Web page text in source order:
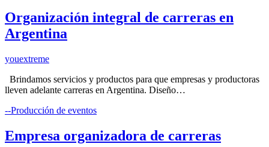
Organización integral de carreras en
Argentina
youextreme
Brindamos servicios y productos para que empresas y productoras
lleven adelante carreras en Argentina. Diseño…
--Producción de eventos
Empresa organizadora de carreras